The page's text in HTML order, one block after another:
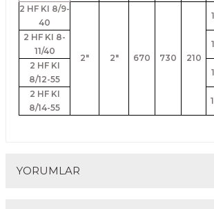
2 HF KI 8/9-
40
2" 2" 670 730 210
2 HF KI 8-
11/40
2 HF KI
8/12-55
2 HF KI
8/14-55
YORUMLAR